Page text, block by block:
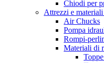
Chiodi per
Attrezzi e
Air Chucks
Pompa
Rompi-
Materiali di